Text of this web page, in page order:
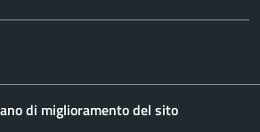
di miglioramento del sito